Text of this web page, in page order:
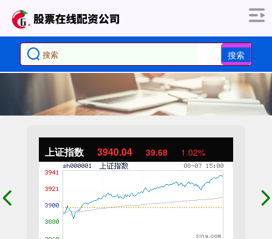
搜索
上证指数 3940.04 39.68 1.02%